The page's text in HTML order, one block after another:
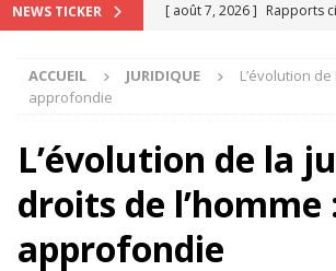
NEWS TICKER [ août 7, 2026 ] Rapports
[ août 4, 2026 ]
AVOCAT
[ août 8, 2026 ] Clause de
ACCUEIL JURIDIQUE
L’évolution
approfondie
L’évolution de la
droits de l’homme
approfondie